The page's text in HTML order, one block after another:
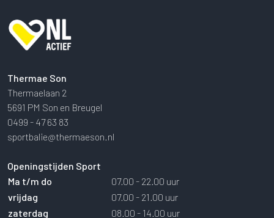
Thermae Son
Thermaelaan 2
5691 PM Son en Breugel
0499 - 47 63 83
sportbalie@thermaeson.nl
Openingstijden Sport
Ma t/m do
07.00 - 22.00 uur
vrijdag
07.00 - 21.00 uur
zaterdag
08.00 - 14.00 uur